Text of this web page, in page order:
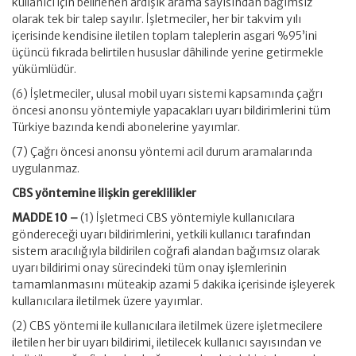
olarak tek bir talep sayılır. İşletmeciler, her bir takvim yılı
içerisinde kendisine iletilen toplam taleplerin asgari %95’ini
üçüncü fıkrada belirtilen hususlar dâhilinde yerine getirmekle
yükümlüdür.
(6) İşletmeciler, ulusal mobil uyarı sistemi kapsamında çağrı
öncesi anonsu yöntemiyle yapacakları uyarı bildirimlerini tüm
Türkiye bazında kendi abonelerine yayımlar.
(7) Çağrı öncesi anonsu yöntemi acil durum aramalarında
uygulanmaz.
CBS yöntemine ilişkin gereklilikler
MADDE 10 –(1) İşletmeci CBS yöntemiyle kullanıcılara
göndereceği uyarı bildirimlerini, yetkili kullanıcı tarafından
sistem aracılığıyla bildirilen coğrafi alandan bağımsız olarak
uyarı bildirimi onay sürecindeki tüm onay işlemlerinin
tamamlanmasını müteakip azami 5 dakika içerisinde işleyerek
kullanıcılara iletilmek üzere yayımlar.
(2) CBS yöntemi ile kullanıcılara iletilmek üzere işletmecilere
iletilen her bir uyarı bildirimi, iletilecek kullanıcı sayısından ve